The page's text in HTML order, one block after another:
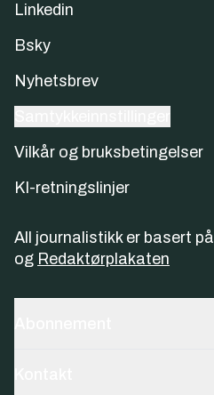
Linkedin
Bsky
Nyhetsbrev
Vilkår og bruksbetingelser
KI-retningslinjer
All journalistikk er basert på
og Redaktørplakaten